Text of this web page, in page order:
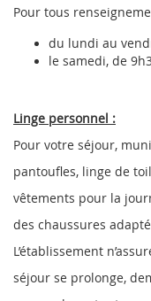
Pour tous
du lundi au
le samedi, de
Linge personnel :
Pour votre séjour,
pantoufles, linge de
vêtements pour la
des chaussures
L’établissement
séjour se prolonge,